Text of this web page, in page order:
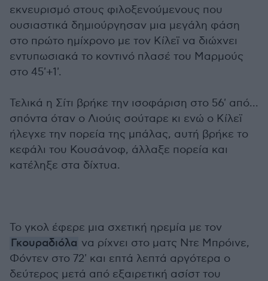
εκνευρισμό στους φιλοξενούμενους που
ουσιαστικά δημιούργησαν μια μεγάλη φάση
στο πρώτο ημίχρονο με τον Κίλεϊ να διώχνει
εντυπωσιακά το κοντινό πλασέ του Μαρμούς
στο 45'+1'.
Τελικά η Σίτι βρήκε την ισοφάριση στο 56' από...
σπόντα όταν ο Λιούις σούταρε κι ενώ ο Κίλεϊ
ήλεγχε την πορεία της μπάλας, αυτή βρήκε το
κεφάλι του Κουσάνοφ, άλλαξε πορεία και
κατέληξε στα δίχτυα.
Το γκολ έφερε μια σχετική ηρεμία με τον
Γκουραδιόλα να ρίχνει στο ματς Ντε Μπρόινε,
Φόντεν στο 72' και επτά λεπτά αργότερα ο
δεύτερος μετά από εξαιρετική ασίστ του